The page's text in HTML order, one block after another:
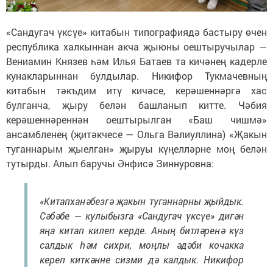
«Сандугач үксүе» китабын типографиядә бастыру өчен
республика халкыннан акча җыюны оештыручылар —
Вениамин Князев һәм Илья Батаев та кичәнең кадерле
кунакларыннан булдылар. Никифор Тукмачевның
китабын тәкъдим итү кичәсе, керәшеннәргә хас
булганча, җыру белән башланып китте. Чәбия
керәшеннәреннән оештырылган «Баш чишмә»
ансамбленең (җитәкчесе — Ольга Вәлиуллина) «Җакын
туганнарым җыелган» җыруы күңелләрне моң белән
тутырды. Алып баручы Әнфисә Зиннуровна:
«Китапханәбезгә җакын туганнарны җыйдык.
Сәбәбе — кулыбызга «Сандугач үксүе» дигән
яңа китап килеп керде. Аның битләренә күз
салдык һәм сихри, моңлы әдәби кочакка
кереп киткәнне сизми дә калдык. Никифор